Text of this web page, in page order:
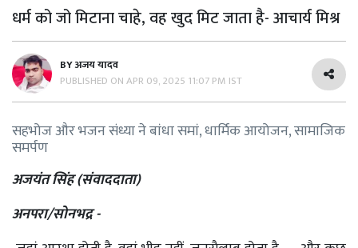
धर्म को जो मिटाना चाहे, वह खुद मिट जाता है- आचार्य मिश्र
BYअजय यादव
PUBLISHED ONAPR 09, 2025 11:07 PM IST
सहभोज और भजन संध्या ने बांधा समां, धार्मिक आयोजन, सामाजिक
समर्पण
अजयंत सिंह (संवाददाता)
अनपरा/सोनभद्र -